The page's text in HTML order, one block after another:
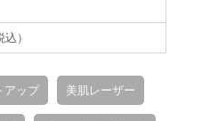
）
アップ 美肌レーザー